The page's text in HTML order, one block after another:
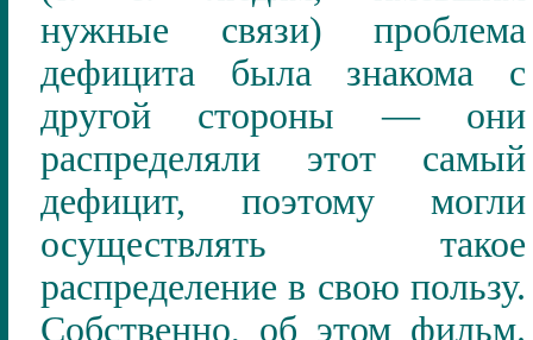
нужные связи) проблема
дефицита была знакома с
другой стороны — они
распределяли этот самый
дефицит, поэтому могли
осуществлять такое
распределение в свою пользу.
Собственно, об этом фильм.